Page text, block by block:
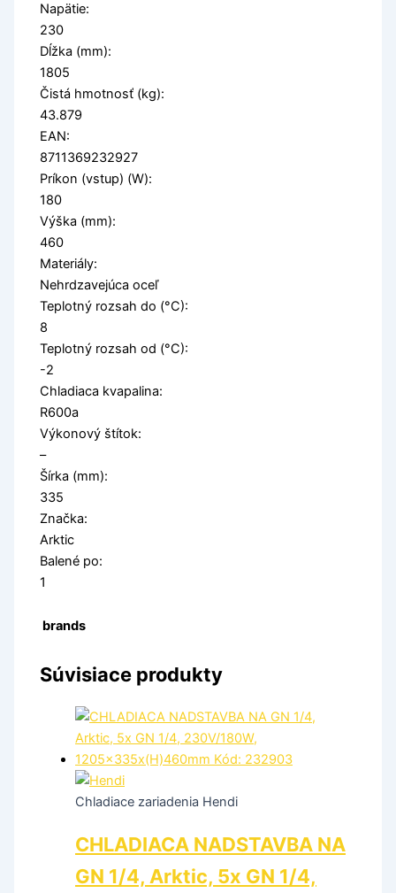
Napätie:
230
Dĺžka (mm):
1805
Čistá hmotnosť (kg):
43.879
EAN:
8711369232927
Príkon (vstup) (W):
180
Výška (mm):
460
Materiály:
Nehrdzavejúca oceľ
Teplotný rozsah do (°C):
8
Teplotný rozsah od (°C):
-2
Chladiaca kvapalina:
R600a
Výkonový štítok:
–
Šírka (mm):
335
Značka:
Arktic
Balené po:
1
brands
Súvisiace produkty
Chladiace zariadenia Hendi
CHLADIACA NADSTAVBA NA
GN 1/4, Arktic, 5x GN 1/4,